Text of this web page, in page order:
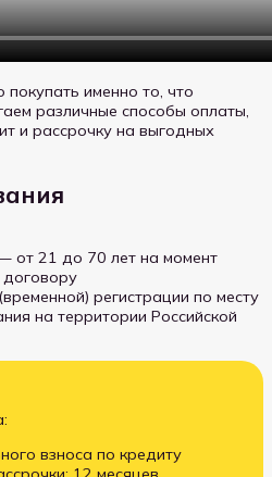
именно то, что
различные способы оплаты,
и рассрочку на выгодных
от 21 до 70 лет на момент
договору
регистрации по месту
на территории Российской
взноса по кредиту